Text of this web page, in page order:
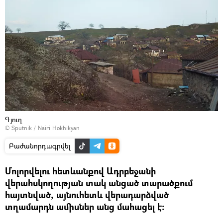
Գյուղ
© Sputnik / Nairi Hokhikyan
Բաժանորդագրվել
Մոլորվելու հետևանքով Ադրբեջանի
վերահսկողության տակ անցած տարածքում
հայտնված, այնուհետև վերադարձված
տղամարդն ամիսներ անց մահացել է։